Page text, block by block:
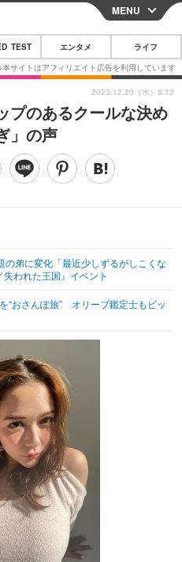
CLOSE
スマートフォン
その他
映画・ドラマ
ブログ
その他
MENU
TEST エンタメ ライフ
プのあるクールな決め
」の声
の弟に変化「最近少しずるがしこくな
われた王国』イベント
“おさんぽ旅” オリーブ鑑定士もビッ
2023.12.20（水）8:12